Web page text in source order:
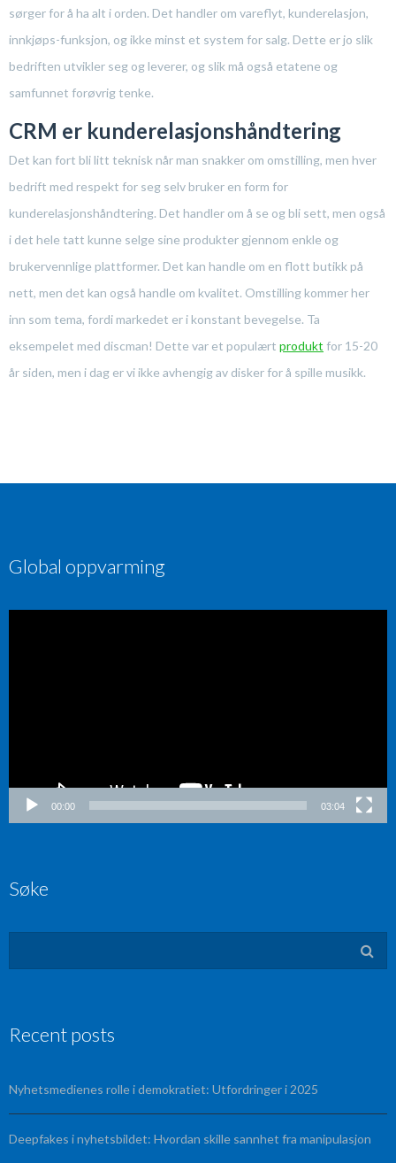
sørger for å ha alt i orden. Det handler om vareflyt, kunderelasjon,
innkjøps-funksjon, og ikke minst et system for salg. Dette er jo slik
bedriften utvikler seg og leverer, og slik må også etatene og
samfunnet forøvrig tenke.
CRM er kunderelasjonshåndtering
Det kan fort bli litt teknisk når man snakker om omstilling, men hver
bedrift med respekt for seg selv bruker en form for
kunderelasjonshåndtering. Det handler om å se og bli sett, men også
i det hele tatt kunne selge sine produkter gjennom enkle og
brukervennlige plattformer. Det kan handle om en flott butikk på
nett, men det kan også handle om kvalitet. Omstilling kommer her
inn som tema, fordi markedet er i konstant bevegelse. Ta
eksempelet med discman! Dette var et populært produkt for 15-20
år siden, men i dag er vi ikke avhengig av disker for å spille musikk.
Global oppvarming
00:00 03:04
Søke
Recent posts
Nyhetsmedienes rolle i demokratiet: Utfordringer i 2025
Deepfakes i nyhetsbildet: Hvordan skille sannhet fra manipulasjon